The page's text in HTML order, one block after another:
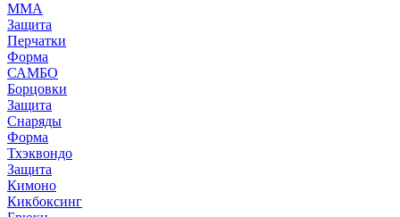
ММА
Защита
Перчатки
Форма
САМБО
Борцовки
Защита
Снаряды
Форма
Тхэквондо
Защита
Кимоно
Кикбоксинг